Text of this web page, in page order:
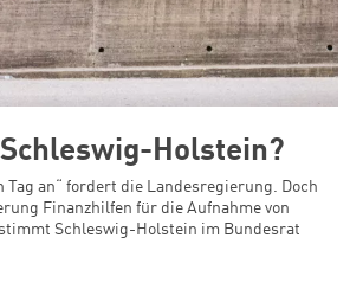
Holstein?
Tag an“ fordert die Landesregierung. Doch
Finanzhilfen für die Aufnahme von
Schleswig-Holstein im Bundesrat